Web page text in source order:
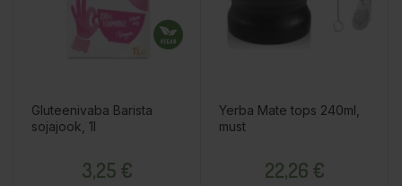
Gluteenivaba Barista
sojajook, 1l
3,25 €
Yerba Mate tops 240ml,
must
22,26 €